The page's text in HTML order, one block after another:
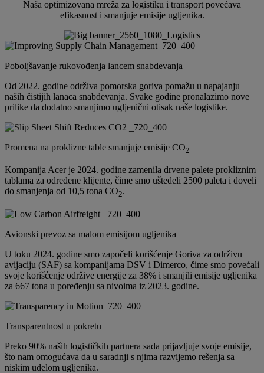
Naša optimizovana mreža za logistiku i transport povećava
efikasnost i smanjuje emisije ugljenika.
Poboljšavanje rukovođenja lancem snabdevanja
Od 2022. godine održiva pomorska goriva pomažu u napajanju
naših čistijih lanaca snabdevanja. Svake godine pronalazimo nove
prilike da dodatno smanjimo ugljenični otisak naše logistike.
Promena na proklizne table smanjuje emisije CO2
Kompanija Acer je 2024. godine zamenila drvene palete prokliznim
tablama za određene klijente, čime smo uštedeli 2500 paleta i doveli
do smanjenja od 10,5 tona CO2.
Avionski prevoz sa malom emisijom ugljenika
U toku 2024. godine smo započeli korišćenje Goriva za održivu
avijaciju (SAF) sa kompanijama DSV i Dimerco, čime smo povećali
svoje korišćenje održive energije za 38% i smanjili emisije ugljenika
za 667 tona u poređenju sa nivoima iz 2023. godine.
Transparentnost u pokretu
Preko 90% naših logističkih partnera sada prijavljuje svoje emisije,
što nam omogućava da u saradnji s njima razvijemo rešenja sa
niskim udelom ugljenika.